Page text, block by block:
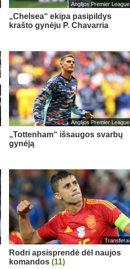
Anglijos Premier League
„Chelsea“ ekipa pasipildys
krašto gynėju P. Chavarria
Anglijos Premier League
„Tottenham“ išsaugos svarbų
gynėją
Transferai
Rodri apsisprendė dėl naujos
komandos(11)